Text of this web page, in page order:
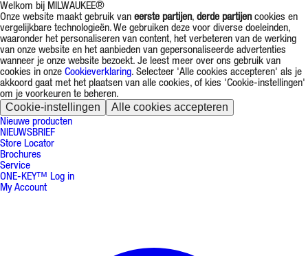
Welkom bij MILWAUKEE®
Onze website maakt gebruik van eerste partijen, derde partijencookies en
vergelijkbare technologieën. We gebruiken deze voor diverse doeleinden,
waaronder het personaliseren van content, het verbeteren van de werking
van onze website en het aanbieden van gepersonaliseerde advertenties
wanneer je onze website bezoekt. Je leest meer over ons gebruik van
cookies in onze Cookieverklaring. Selecteer 'Alle cookies accepteren' als je
akkoord gaat met het plaatsen van alle cookies, of kies 'Cookie-instellingen'
om je voorkeuren te beheren.
Cookie-instellingen Alle cookies accepteren
Nieuwe producten
NIEUWSBRIEF
Store Locator
Brochures
Service
ONE-KEY™ Log in
My Account